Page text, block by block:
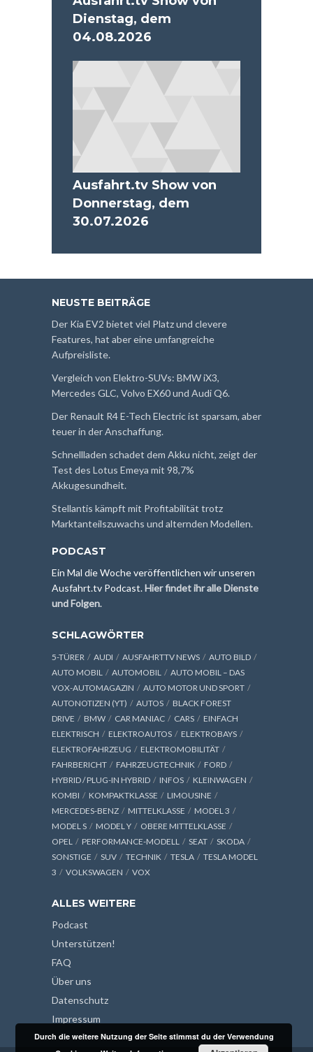
Dienstag, dem
04.08.2026
Ausfahrt.tv Show von
Donnerstag, dem
30.07.2026
NEUSTE BEITRÄGE
Der Kia EV2 bietet viel Platz und clevere
Features, hat aber eine umfangreiche
Aufpreisliste.
Vergleich von Elektro-SUVs: BMW iX3,
Mercedes GLC, Volvo EX60 und Audi Q6.
Der Renault R4 E-Tech Electric ist sparsam, aber
teuer in der Anschaffung.
Schnellladen schadet dem Akku nicht, zeigt der
Test des Lotus Emeya mit 98,7%
Akkugesundheit.
Stellantis kämpft mit Profitabilität trotz
Marktanteilszuwachs und alternden Modellen.
PODCAST
Ein Mal die Woche veröffentlichen wir unseren
Ausfahrt.tv Podcast.Hier findet ihr alle Dienste
und Folgen.
SCHLAGWÖRTER
5-TÜRER AUDI AUSFAHRTTV NEWS
AUTO BILD
AUTO MOBIL
AUTOMOBIL
AUTO MOBIL – DAS
VOX-AUTOMAGAZIN
AUTO MOTOR UND SPORT
AUTONOTIZEN (YT)
AUTOS
BLACK FOREST
DRIVE
BMW CAR MANIAC CARS
EINFACH
ELEKTRISCH
ELEKTROAUTOS
ELEKTROBAYS
ELEKTROFAHRZEUG
ELEKTROMOBILITÄT
FAHRBERICHT
FAHRZEUGTECHNIK
FORD
HYBRID / PLUG-IN HYBRID
INFOS
KLEINWAGEN
KOMBI
KOMPAKTKLASSE
LIMOUSINE
MERCEDES-BENZ
MITTELKLASSE
MODEL 3
MODEL S
MODEL Y
OBERE MITTELKLASSE
OPEL
PERFORMANCE-MODELL SEAT
SKODA
SONSTIGE
SUV TECHNIK TESLA
TESLA MODEL
3
VOLKSWAGEN VOX
ALLES WEITERE
Podcast
Unterstützen!
FAQ
Über uns
Datenschutz
Impressum
Durch die weitere Nutzung der Seite stimmst du der Verwendung